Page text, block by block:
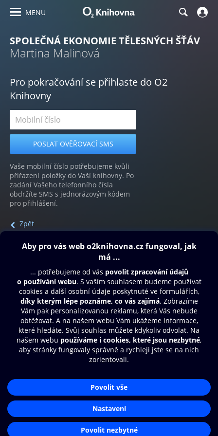
MENU
SPOLEČNÁ EKONOMIE TĚLESNÝCH ŠŤÁV
Martina Malinová
Pro pokračování se přihlaste do O2
Knihovny
Vaše mobilní číslo potřebujeme kvůli
přiřazení položky do Vaší knihovny. Po
zadání Vašeho telefonního čísla
obdržíte SMS s jednorázovým kódem
pro přihlášení.
Zpět
Obsah ke stažení
Moje O2 Knihovna
Další zábava
© O2 Czech Republic a.s.
Přístupnost
Zásady zpracování osobních údajů
Nastavení cookies
Aplikace O2 Knihovna
Čti a poslouchej své e-knihy a
audioknihy rychleji a pohodlněji.